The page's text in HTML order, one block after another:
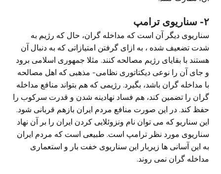
۲- سناریوی ترامپ
سناریوی دیگر آن است که مداخله گران، حال که رژیم به
شدت تضعیف شده ، به ازای گرفتن امتیازاتی که به دنبال آن
هستند با بقایای رژیم مصالحه کنند. مثلا جمهوری اسلامی برود
و جای آن را نوعی دیکتاتوری نظامی- مذهبی که اهل مصالحه
با مداخله گران باشد، بگیرد. رژیمی که هم بتواند منافع مداخله
گران را تضمین کند، هم فساد نهادینه شدن و قدرت سرکوب را
حفظ کند. در این صورت منافع مردم ایران بازهم قربانی شود.
این سناریو که می توان نام ونزوئلایی کردن ایران را بر آن نهاد
سناریوی مورد نظر ترامپ است. طبیعی است که مردم ایران
به این آسانی ها زیربار این سناریوی خفت بار و استعماری
مداخله گران نمی روند.